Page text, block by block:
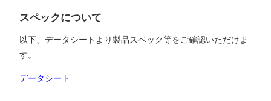
スペックについて
以下、データシートより製品スペック等をご確認いただけま
す。
データシート